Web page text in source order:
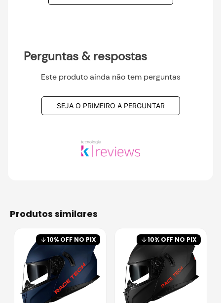
Perguntas & respostas
Este produto ainda não tem perguntas
SEJA O PRIMEIRO A PERGUNTAR
produtos similares
10% OFF NO PIX 10% OFF NO PIX